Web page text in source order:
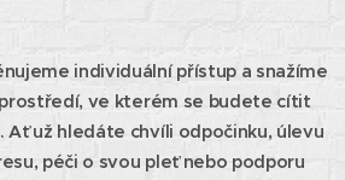
individuální přístup a snažíme
ve kterém se budete cítit
Ať už hledáte chvíli odpočinku, úlevu
péči o svou pleť nebo podporu